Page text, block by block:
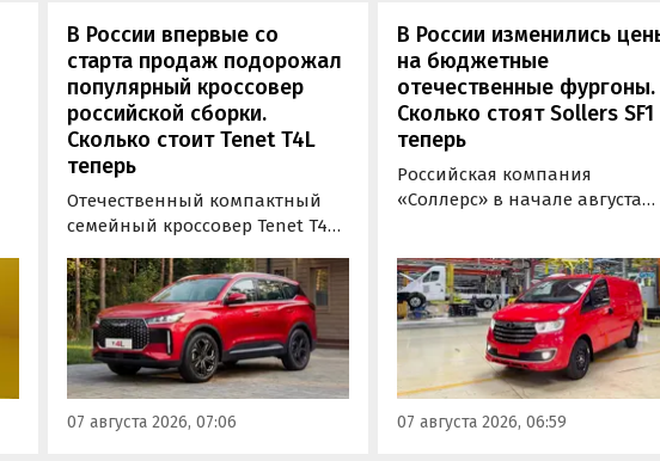
В России впервые со
старта продаж подорожал
популярный кроссовер
российской сборки.
Сколько стоит Tenet T4L
теперь
Отечественный компактный
семейный кроссовер Tenet T4L
На эту сумму выросла цена его
базовой комплектации, в то
время как стоимость топовой
версии осталась неизменной,
выяснили «Автоновости дня» в
ходе мониторинга прайс-
листов Tenet.
07 августа 2026, 07:06
В России изменились
на бюджетные
отечественные фургоны.
Сколько стоят Sollers SF1
теперь
Российская компания
«Соллерс» в начале августа
грузопассажирский фургоны
Sollers SF1 на 100 тыс. рублей
(+3,9-4,7%). Об этом
«Автоновости дня» узнали в
ходе регулярного
прайс-листов марки Sollers.
07 августа 2026, 06:59